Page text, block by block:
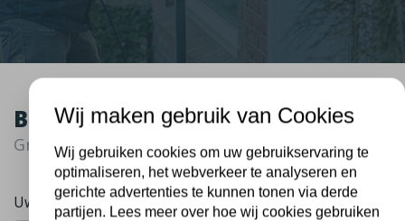
Bel mij terug
Gratis, vrijblijvend advies
Uw naam:
Wij maken gebruik van Cookies
Wij gebruiken cookies om uw gebruikservaring te
optimaliseren, het webverkeer te analyseren en
gerichte advertenties te kunnen tonen via derde
partijen. Lees meer over hoe wij cookies gebruiken